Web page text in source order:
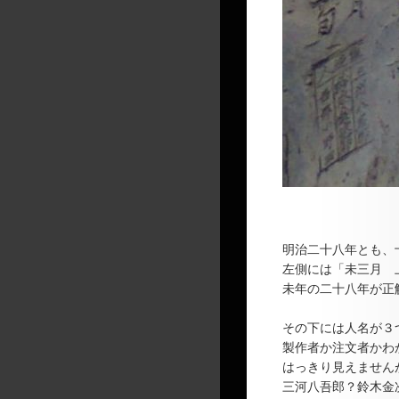
明治二十八年とも
左側には「未三月
未年の二十八年が正
その下には人名が
製作者か注文者かわ
はっきり見えません
三河八吾郎？鈴木